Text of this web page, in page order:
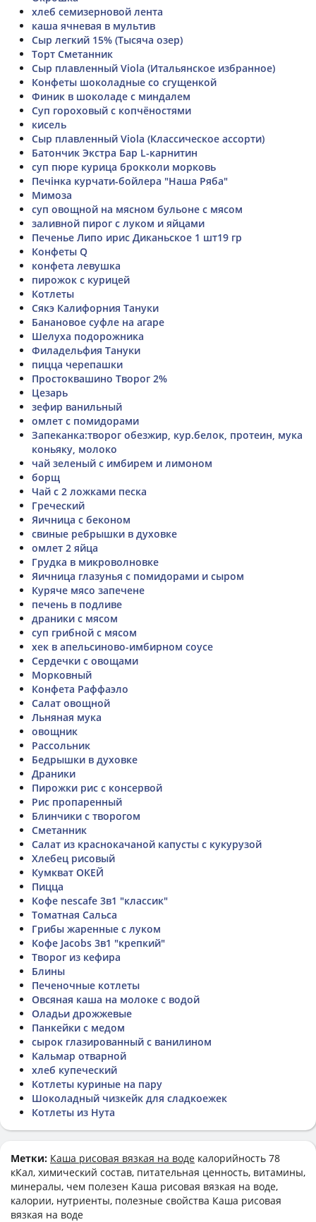
хлеб семизерновой лента
каша ячневая в мультив
Сыр легкий 15% (Тысяча озер)
Торт Сметанник
Сыр плавленный Viola (Итальянское избранное)
Конфеты шоколадные со сгущенкой
Финик в шоколаде с миндалем
Суп гороховый с копчёностями
кисель
Сыр плавленный Viola (Классическое ассорти)
Батончик Экстра Бар L-карнитин
суп пюре курица брокколи морковь
Печінка курчати-бойлера "Наша Ряба"
Мимоза
суп овощной на мясном бульоне с мясом
заливной пирог с луком и яйцами
Печенье Липо ирис Диканьское 1 шт19 гр
Конфеты Q
конфета левушка
пирожок с курицей
Котлеты
Сякэ Калифорния Тануки
Банановое суфле на агаре
Шелуха подорожника
Филадельфия Тануки
пицца черепашки
Простоквашино Творог 2%
Цезарь
зефир ванильный
омлет с помидорами
Запеканка:творог обезжир, кур.белок, протеин, мука
коньяку, молоко
чай зеленый с имбирем и лимоном
борщ
Чай с 2 ложками песка
Греческий
Яичница с беконом
свиные ребрышки в духовке
омлет 2 яйца
Грудка в микроволновке
Яичница глазунья с помидорами и сыром
Куряче мясо запечене
печень в подливе
драники с мясом
суп грибной с мясом
хек в апельсиново-имбирном соусе
Сердечки с овощами
Морковный
Конфета Раффаэло
Салат овощной
Льняная мука
овощник
Рассольник
Бедрышки в духовке
Драники
Пирожки рис с консервой
Рис пропаренный
Блинчики с творогом
Сметанник
Салат из краснокачаной капусты с кукурузой
Хлебец рисовый
Кумкват ОКЕЙ
Пицца
Кофе nescafe 3в1 "классик"
Томатная Сальса
Грибы жаренные с луком
Кофе Jacobs 3в1 "крепкий"
Творог из кефира
Блины
Печеночные котлеты
Овсяная каша на молоке с водой
Оладьи дрожжевые
Панкейки с медом
сырок глазированный с ванилином
Кальмар отварной
хлеб купеческий
Котлеты куриные на пару
Шоколадный чизкейк для сладкоежек
Котлеты из Нута
Метки: Каша рисовая вязкая на воде калорийность 78
кКал, химический состав, питательная ценность, витамины,
минералы, чем полезен Каша рисовая вязкая на воде,
калории, нутриенты, полезные свойства Каша рисовая
вязкая на воде